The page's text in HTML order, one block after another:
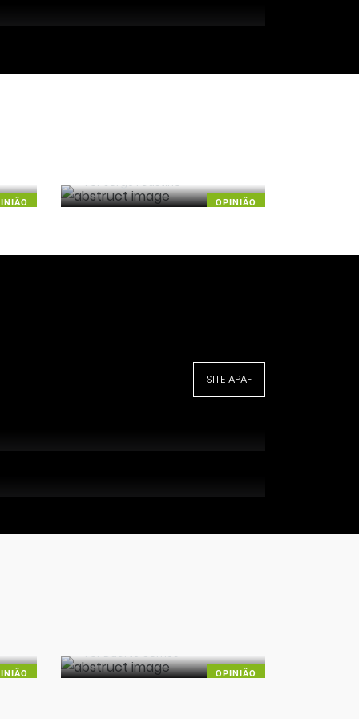
OPINIÃO
Por Jorge Faustino
SITE APAF
OPINIÃO
Por Duarte Gomes